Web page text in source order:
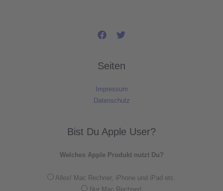
Seiten
Impressum
Datenschutz
Bist Du Apple User?
Welches Apple Produkt nutzt Du?
Alles! Mac Rechner, iPhone und iPad etc.
Nur Mac Rechner!